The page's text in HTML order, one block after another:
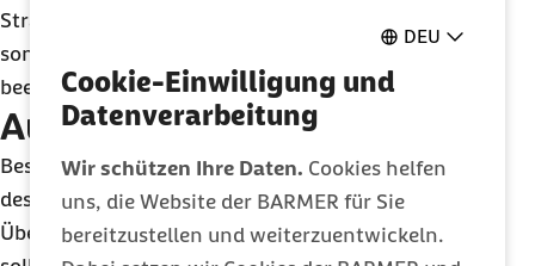
DEU
Cookie-Einwilligung und
Datenverarbeitung
Wir schützen Ihre Daten. Cookies helfen
uns, die Website der BARMER für Sie
bereitzustellen und weiterzuentwickeln.
Strahlung kann nicht nur zu Sonnenbrand führen,
sondern auch die Leistungsfähigkeit
beeinträchtigen.
Auf den Körper hören
Besondere Aufmerksamkeit verdienen Warnsignale
des Körpers. Treten Schwindel, starke Erschöpfung,
Übelkeit, Kopfschmerzen oder Verwirrtheit auf,